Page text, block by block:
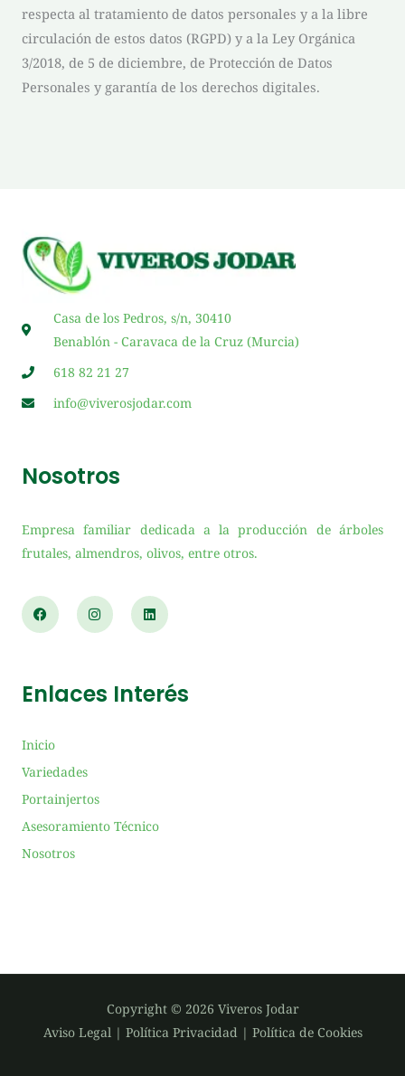
respecta al tratamiento de datos personales y a la libre
circulación de estos datos (RGPD) y a la Ley Orgánica
3/2018, de 5 de diciembre, de Protección de Datos
Personales y garantía de los derechos digitales.
Casa de los Pedros, s/n, 30410
Benablón - Caravaca de la Cruz (Murcia)
618 82 21 27
info@viverosjodar.com
Nosotros
Empresa familiar dedicada a la producción de árboles
frutales, almendros, olivos, entre otros.
F
a
c
k
I
n
s
a
L
i
n
n
Enlaces Interés
Inicio
Variedades
Portainjertos
Asesoramiento Técnico
Nosotros
Copyright © 2026 Viveros Jodar
Aviso Legal | Política Privacidad | Política de Cookies